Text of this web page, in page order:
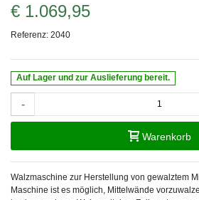
€ 1.069,95
Referenz: 2040
Auf Lager und zur Auslieferung bereit.
-
Warenkorb
Walzmaschine zur Herstellung von gewalztem
Maschine ist es möglich, Mittelwände